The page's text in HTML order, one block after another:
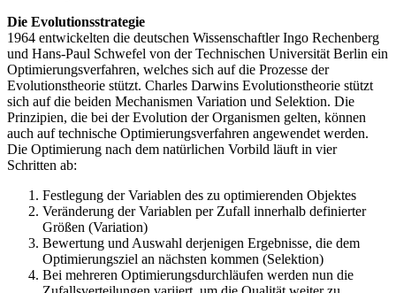
Die Evolutionsstrategie
1964 entwickelten die deutschen Wissenschaftler Ingo Rechenberg
und Hans-Paul Schwefel von der Technischen Universität Berlin ein
Optimierungsverfahren, welches sich auf die Prozesse der
Evolutionstheorie stützt. Charles Darwins Evolutionstheorie stützt
sich auf die beiden Mechanismen Variation und Selektion. Die
Prinzipien, die bei der Evolution der Organismen gelten, können
auch auf technische Optimierungsverfahren angewendet werden.
Die Optimierung nach dem natürlichen Vorbild läuft in vier
Schritten ab:
Festlegung der Variablen des zu optimierenden Objektes
Veränderung der Variablen per Zufall innerhalb definierter
Größen (Variation)
Bewertung und Auswahl derjenigen Ergebnisse, die dem
Optimierungsziel an nächsten kommen (Selektion)
Bei mehreren Optimierungsdurchläufen werden nun die